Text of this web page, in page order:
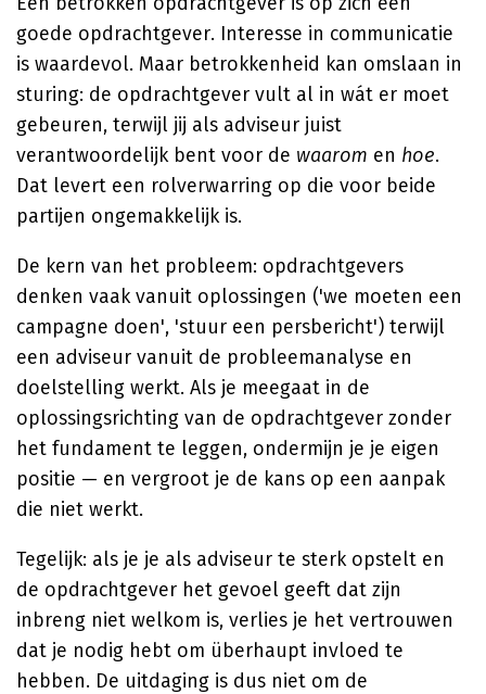
goede opdrachtgever. Interesse in communicatie
is waardevol. Maar betrokkenheid kan omslaan in
sturing: de opdrachtgever vult al in wát er moet
gebeuren, terwijl jij als adviseur juist
verantwoordelijk bent voor de waarom en hoe.
Dat levert een rolverwarring op die voor beide
partijen ongemakkelijk is.
De kern van het probleem: opdrachtgevers
denken vaak vanuit oplossingen ('we moeten een
campagne doen', 'stuur een persbericht') terwijl
een adviseur vanuit de probleemanalyse en
doelstelling werkt. Als je meegaat in de
oplossingsrichting van de opdrachtgever zonder
het fundament te leggen, ondermijn je je eigen
positie — en vergroot je de kans op een aanpak
die niet werkt.
Tegelijk: als je je als adviseur te sterk opstelt en
de opdrachtgever het gevoel geeft dat zijn
inbreng niet welkom is, verlies je het vertrouwen
dat je nodig hebt om überhaupt invloed te
hebben. De uitdaging is dus niet om de